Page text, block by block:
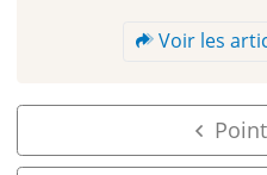
Voir les